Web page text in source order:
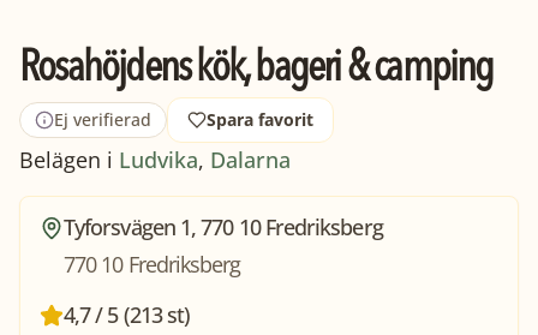
Rosahöjdens kök, bageri & camping
Ej verifierad Spara favorit
Belägen i Ludvika, Dalarna
Tyforsvägen 1, 770 10 Fredriksberg
770 10 Fredriksberg
4,7 / 5 (213 st)